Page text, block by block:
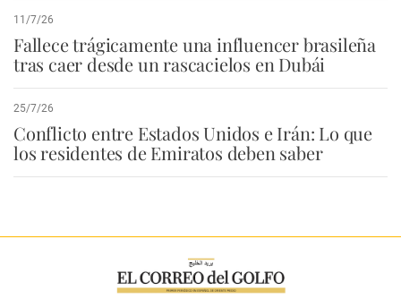
11/7/26
Fallece trágicamente una influencer brasileña
tras caer desde un rascacielos en Dubái
25/7/26
Conflicto entre Estados Unidos e Irán: Lo que
los residentes de Emiratos deben saber